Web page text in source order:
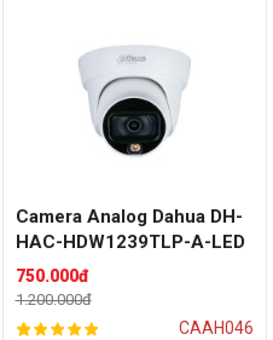
Camera Analog Dahua DH-
HAC-HDW1239TLP-A-LED
(2.16 MP)
750.000đ
1.200.000đ
CAAH046